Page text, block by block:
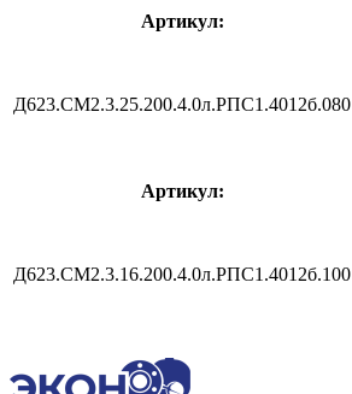
Артикул:
Д623.СМ2.3.25.200.4.0л.РПС1.4012б.080
Артикул:
Д623.СМ2.3.16.200.4.0л.РПС1.4012б.100